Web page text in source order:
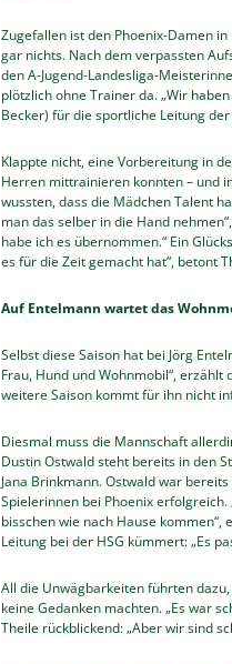
Zugefallen ist den Phoenix-Damen
gar nichts. Nach dem verpassten
den A-Jugend-Landesliga-
plötzlich ohne Trainer da. „Wir
Becker) für die sportliche Leitung
Klappte nicht, eine Vorbereitung in
Herren mittrainieren konnten – und
wussten, dass die Mädchen Talent
man das selber in die Hand
habe ich es übernommen.“ Ein
es für die Zeit gemacht hat“, betont
Auf Entelmann wartet das
Selbst diese Saison hat bei Jörg
Frau, Hund und Wohnmobil“,
weitere Saison kommt für ihn nicht
Diesmal muss die Mannschaft
Dustin Ostwald steht bereits in den
Jana Brinkmann. Ostwald war
Spielerinnen bei Phoenix
bisschen wie nach Hause
Leitung bei der HSG kümmert: „Es
All die Unwägbarkeiten führten
keine Gedanken machten. „Es war
Theile rückblickend: „Aber wir sind